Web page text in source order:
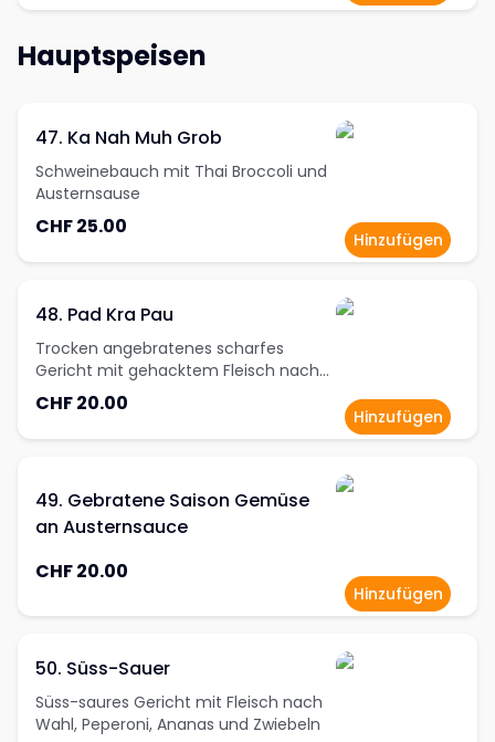
Hauptspeisen
47. Ka Nah Muh Grob
Schweinebauch mit Thai Broccoli und
Austernsause
CHF 25.00
Hinzufügen
48. Pad Kra Pau
Trocken angebratenes scharfes
Gericht mit gehacktem Fleisch nach
Wahl, Chili, Knoblauch,
Bambussprossen, Bohnen und
scharfem Basilikum
CHF 20.00
Hinzufügen
49. Gebratene Saison Gemüse
an Austernsauce
CHF 20.00
Hinzufügen
50. Süss-Sauer
Süss-saures Gericht mit Fleisch nach
Wahl, Peperoni, Ananas und Zwiebeln